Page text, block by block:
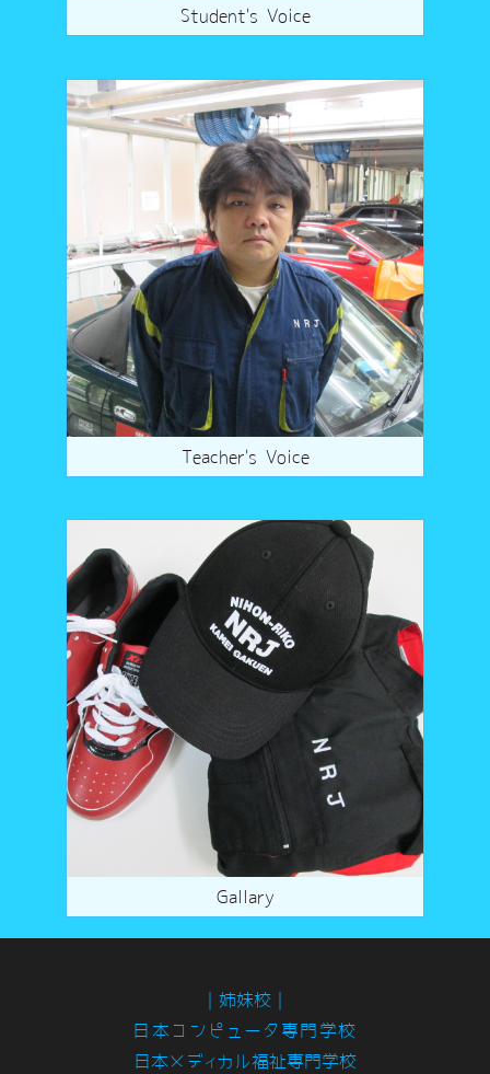
Student's Voice
Teacher's Voice
Gallary
｜姉妹校｜
日本コンピュータ専門学校
日本メディカル福祉専門学校